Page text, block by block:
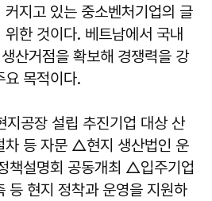
지고 있는 중소벤처기업의 글
한 것이다. 베트남에서 국내
산거점을 확보해 경쟁력을 강
요 목적이다.
공장 설립 추진기업 대상 산
차 등 자문 △현지 생산법인 운
책설명회 공동개최 △입주기업
등 현지 정착과 운영을 지원하